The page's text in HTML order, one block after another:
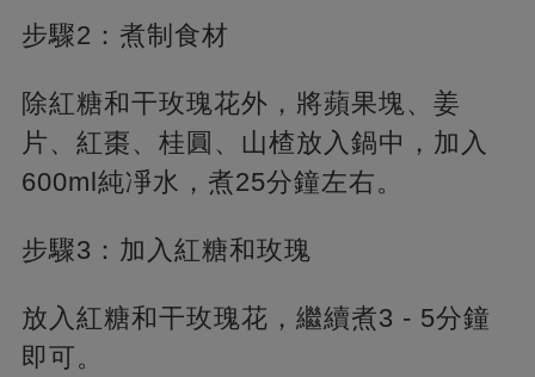
步驟2：煮制食材
除紅糖和干玫瑰花外，將蘋果塊、姜
片、紅棗、桂圓、山楂放入鍋中，加入
600ml純凈水，煮25分鐘左右。
步驟3：加入紅糖和玫瑰
放入紅糖和干玫瑰花，繼續煮3 - 5分鐘
即可。